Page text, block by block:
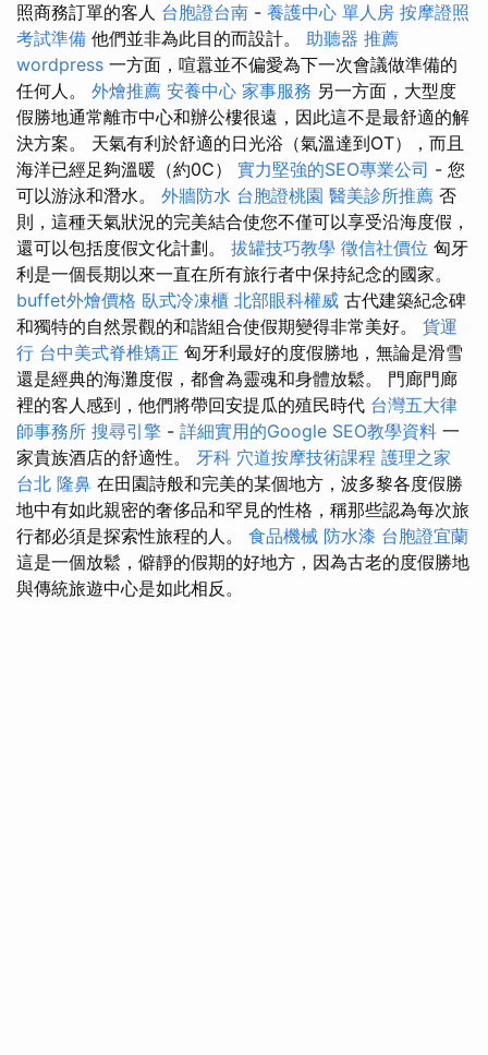
照商務訂單的客人 台胞證台南 - 養護中心 單人房 按摩證照
考試準備 他們並非為此目的而設計。 助聽器 推薦
wordpress 一方面，喧囂並不偏愛為下一次會議做準備的
任何人。 外燴推薦 安養中心 家事服務 另一方面，大型度
假勝地通常離市中心和辦公樓很遠，因此這不是最舒適的解
決方案。 天氣有利於舒適的日光浴（氣溫達到OT），而且
海洋已經足夠溫暖（約0C） 實力堅強的SEO專業公司 - 您
可以游泳和潛水。 外牆防水 台胞證桃園 醫美診所推薦 否
則，這種天氣狀況的完美結合使您不僅可以享受沿海度假，
還可以包括度假文化計劃。 拔罐技巧教學 徵信社價位 匈牙
利是一個長期以來一直在所有旅行者中保持紀念的國家。
buffet外燴價格 臥式冷凍櫃 北部眼科權威 古代建築紀念碑
和獨特的自然景觀的和諧組合使假期變得非常美好。 貨運
行 台中美式脊椎矯正 匈牙利最好的度假勝地，無論是滑雪
還是經典的海灘度假，都會為靈魂和身體放鬆。 門廊門廊
裡的客人感到，他們將帶回安提瓜的殖民時代 台灣五大律
師事務所 搜尋引擎 - 詳細實用的Google SEO教學資料 一
家貴族酒店的舒適性。 牙科 穴道按摩技術課程 護理之家
台北 隆鼻 在田園詩般和完美的某個地方，波多黎各度假勝
地中有如此親密的奢侈品和罕見的性格，稱那些認為每次旅
行都必須是探索性旅程的人。 食品機械 防水漆 台胞證宜蘭
這是一個放鬆，僻靜的假期的好地方，因為古老的度假勝地
與傳統旅遊中心是如此相反。